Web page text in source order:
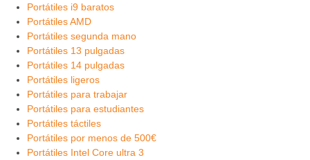
Portátiles i9 baratos
Portátiles AMD
Portátiles segunda mano
Portátiles 13 pulgadas
Portátiles 14 pulgadas
Portátiles ligeros
Portátiles para trabajar
Portátiles para estudiantes
Portátiles táctiles
Portátiles por menos de 500€
Portátiles Intel Core ultra 3